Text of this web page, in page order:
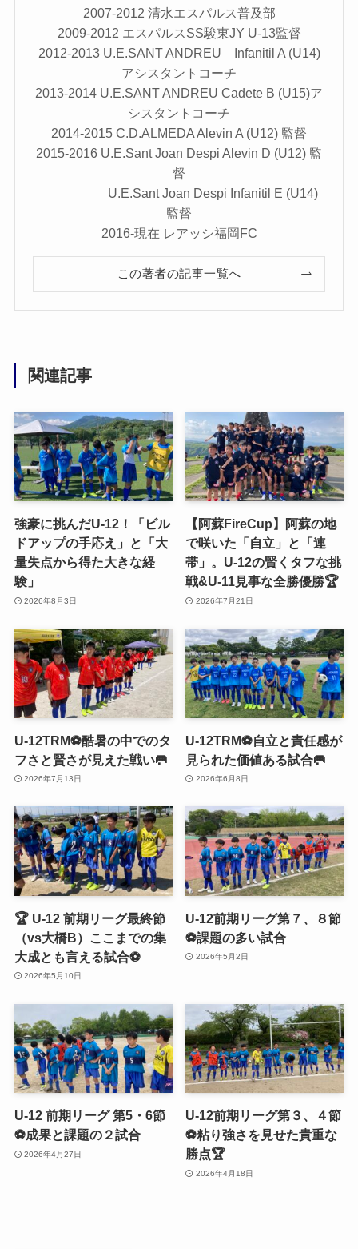
2007-2012 清水エスパルス普及部
2009-2012 エスパルスSS駿東JY U-13監督
2012-2013 U.E.SANT ANDREU Infanitil A (U14)
アシスタントコーチ
2013-2014 U.E.SANT ANDREU Cadete B (U15)ア
シスタントコーチ
2014-2015 C.D.ALMEDA Alevin A (U12) 監督
2015-2016 U.E.Sant Joan Despi Alevin D (U12) 監
督
U.E.Sant Joan Despi Infanitil E (U14)
監督
2016-現在 レアッシ福岡FC
この著者の記事一覧へ
関連記事
強豪に挑んだU-12！「ビル
ドアップの手応え」と「大
量失点から得た大きな経
験」
2026年8月3日
【阿蘇FireCup】阿蘇の地
で咲いた「自立」と「連
帯」。U-12の賢くタフな挑
戦&U-11見事な全勝優勝🏆
2026年7月21日
U-12TRM⚽️酷暑の中でのタ
フさと賢さが見えた戦い🥅
2026年7月13日
U-12TRM⚽️自立と責任感が
見られた価値ある試合🥅
2026年6月8日
🏆 U-12 前期リーグ最終節
（vs大橋B）ここまでの集
大成とも言える試合⚽️
2026年5月10日
U-12前期リーグ第７、８節
⚽️課題の多い試合
2026年5月2日
U-12 前期リーグ 第5・6節
⚽️成果と課題の２試合
2026年4月27日
U-12前期リーグ第３、４節
⚽️粘り強さを見せた貴重な
勝点🏆
2026年4月18日